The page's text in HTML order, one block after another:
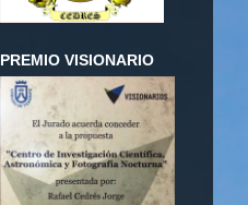
PREMIO VISIONARIO